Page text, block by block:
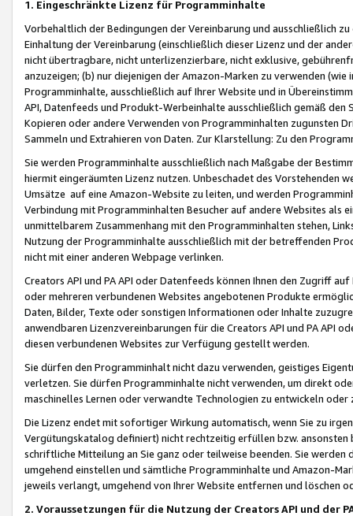
1. Eingeschränkte Lizenz für Programminhalte
Vorbehaltlich der Bedingungen der Vereinbarung und ausschließlich
Einhaltung der Vereinbarung (einschließlich dieser Lizenz und der
nicht übertragbare, nicht unterlizenzierbare, nicht exklusive,
anzuzeigen; (b) nur diejenigen der Amazon-Marken zu verwenden
Programminhalte, ausschließlich auf Ihrer Website und in
API, Datenfeeds und Produkt-Werbeinhalte ausschließlich gemäß
Kopieren oder andere Verwenden von Programminhalten zugunsten
Sammeln und Extrahieren von Daten. Zur Klarstellung: Zu den
Sie werden Programminhalte ausschließlich nach Maßgabe der
hiermit eingeräumten Lizenz nutzen. Unbeschadet des Vorstehenden
Umsätze auf eine Amazon-Website zu leiten, und werden
Verbindung mit Programminhalten Besucher auf andere Websites als
unmittelbarem Zusammenhang mit den Programminhalten stehen,
Nutzung der Programminhalte ausschließlich mit der betreffenden
nicht mit einer anderen Webpage verlinken.
Creators API und PA API oder Datenfeeds können Ihnen den Zugriff
oder mehreren verbundenen Websites angebotenen Produkte
Daten, Bilder, Texte oder sonstigen Informationen oder Inhalte
anwendbaren Lizenzvereinbarungen für die Creators API und PA API
diesen verbundenen Websites zur Verfügung gestellt werden.
Sie dürfen den Programminhalt nicht dazu verwenden, geistiges
verletzen. Sie dürfen Programminhalte nicht verwenden, um direkt
maschinelles Lernen oder verwandte Technologien zu entwickeln
Die Lizenz endet mit sofortiger Wirkung automatisch, wenn Sie zu
Vergütungskatalog definiert) nicht rechtzeitig erfüllen bzw. ansonsten
schriftliche Mitteilung an Sie ganz oder teilweise beenden. Sie werden
umgehend einstellen und sämtliche Programminhalte und Amazon-
jeweils verlangt, umgehend von Ihrer Website entfernen und löschen
2. Voraussetzungen für die Nutzung der Creators API und der